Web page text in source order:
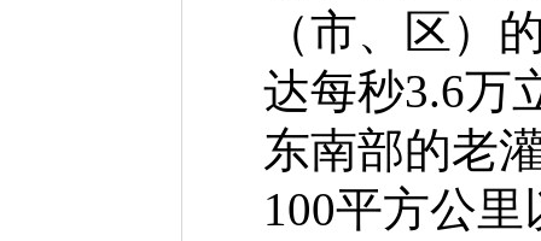
（市、区）
达每秒3.6万
东南部的老
100平方公